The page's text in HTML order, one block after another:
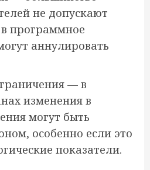
не допускают
программное
аннулировать
— в
изменения в
могут быть
особенно если это
показатели.